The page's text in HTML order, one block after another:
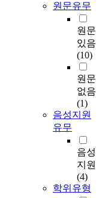
원문유무
원문
있음
(10)
원문
없음
(1)
음성지원
유무
음성
지원
(4)
학위유형